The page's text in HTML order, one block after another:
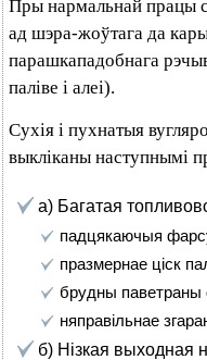
Пры нармальнай працы
ад шэра-жоўтага да
парашкападобнага
паліве і алеі).
Сухія і пухнатыя
выкліканы наступнымі
а) Багатая
падцякаючыя
празмернае ціск
брудны паветраны
няправільнае
б) Нізкая выходная